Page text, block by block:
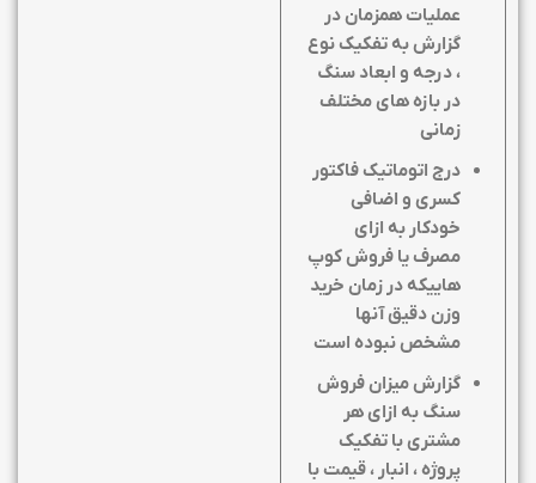
عملیات همزمان در
گزارش به تفکیک نوع
، درجه و ابعاد سنگ
در بازه های مختلف
زمانی
درج اتوماتیک فاکتور
کسری و اضافی
خودکار به ازای
مصرف یا فروش کوپ
هاییکه در زمان خرید
وزن دقیق آنها
مشخص نبوده است
گزارش میزان فروش
سنگ به ازای هر
مشتری با تفکیک
پروژه ، انبار ، قیمت با